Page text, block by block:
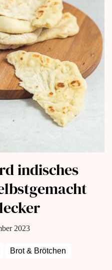
indisches
2023
Brot & Brötchen